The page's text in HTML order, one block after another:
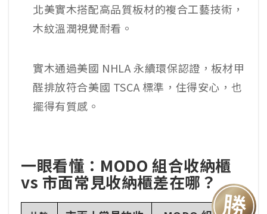
北美實木搭配高品質板材的複合工藝技術，
木紋溫潤視覺耐看。
實木通過美國 NHLA 永續環保認證，板材甲
醛排放符合美國 TSCA 標準，住得安心，也
擺得有質感。
一眼看懂：MODO 組合收納櫃
vs 市面常見收納櫃差在哪？